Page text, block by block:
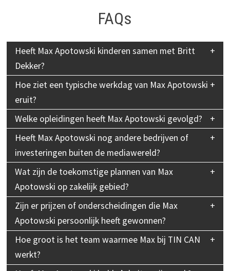
FAQs
Heeft Max Apotowski kinderen samen met Britt
Dekker?
Hoe ziet een typische werkdag van Max Apotowski
eruit?
Welke opleidingen heeft Max Apotowski gevolgd?
Heeft Max Apotowski nog andere bedrijven of
investeringen buiten de mediawereld?
Wat zijn de toekomstige plannen van Max
Apotowski op zakelijk gebied?
Zijn er prijzen of onderscheidingen die Max
Apotowski persoonlijk heeft gewonnen?
Hoe groot is het team waarmee Max bij TIN CAN
werkt?